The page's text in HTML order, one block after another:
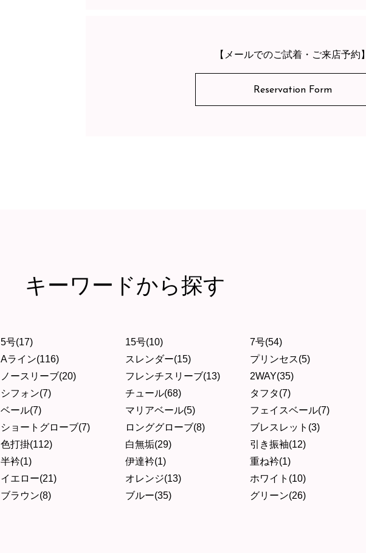
【メールでのご試着・ご来店予約】
Reservation Form
キーワードから探す
5号(17) 15号(10) 7号(54)
Aライン(116) スレンダー(15) プリンセス(5)
ノースリーブ(20) フレンチスリーブ(13) 2WAY(35)
シフォン(7) チュール(68) タフタ(7)
ベール(7) マリアベール(5) フェイスベール(7)
ショートグローブ(7) ロンググローブ(8) ブレスレット(3)
色打掛(112) 白無垢(29) 引き振袖(12)
半衿(1) 伊達衿(1) 重ね衿(1)
イエロー(21) オレンジ(13) ホワイト(10)
ブラウン(8) ブルー(35) グリーン(26)